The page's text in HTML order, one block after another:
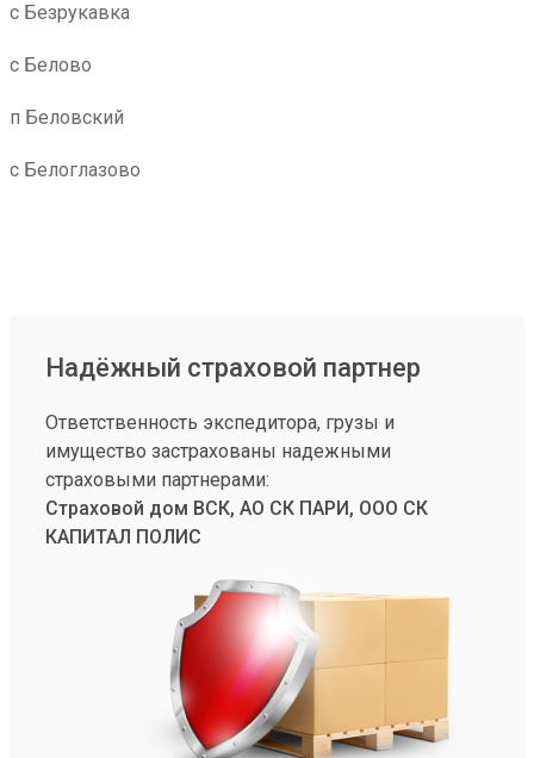
с Безрукавка
с Белово
п Беловский
с Белоглазово
Надёжный страховой партнер
Ответственность экспедитора, грузы и
имущество застрахованы надежными
страховыми партнерами:
Страховой дом ВСК, АО СК ПАРИ, ООО СК
КАПИТАЛ ПОЛИС